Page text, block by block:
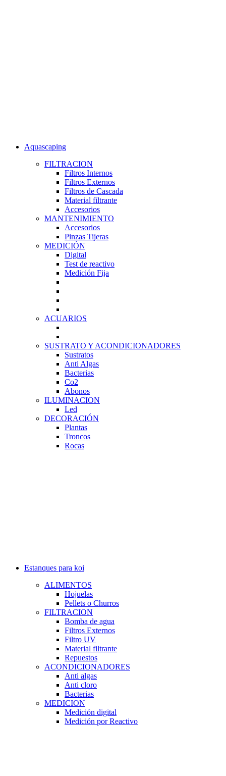
Aquascaping
FILTRACION
Filtros Internos
Filtros Externos
Filtros de Cascada
Material filtrante
Accesorios
MANTENIMIENTO
Accesorios
Pinzas Tijeras
MEDICIÓN
Digital
Test de reactivo
Medición Fija
ACUARIOS
SUSTRATO Y ACONDICIONADORES
Sustratos
Anti Algas
Bacterias
Co2
Abonos
ILUMINACION
Led
DECORACIÓN
Plantas
Troncos
Rocas
Estanques para koi
ALIMENTOS
Hojuelas
Pellets o Churros
FILTRACION
Bomba de agua
Filtros Externos
Filtro UV
Material filtrante
Repuestos
ACONDICIONADORES
Anti algas
Anti cloro
Bacterias
MEDICION
Medición digital
Medición por Reactivo